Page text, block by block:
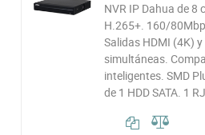
NVR IP Dahua de
H.265+. 160/
Salidas HDMI (4K)
simultáneas.
inteligentes. SMD
de 1 HDD SATA. 1